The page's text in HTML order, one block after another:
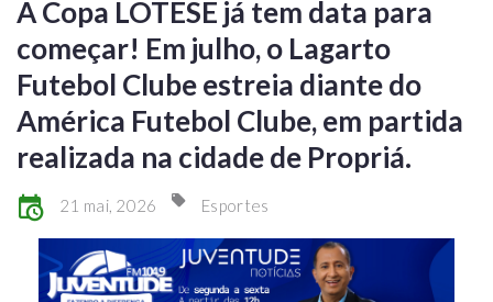
A Copa LOTESE já tem data para
começar! Em julho, o Lagarto
Futebol Clube estreia diante do
América Futebol Clube, em partida
realizada na cidade de Propriá.
21 mai, 2026 Esportes